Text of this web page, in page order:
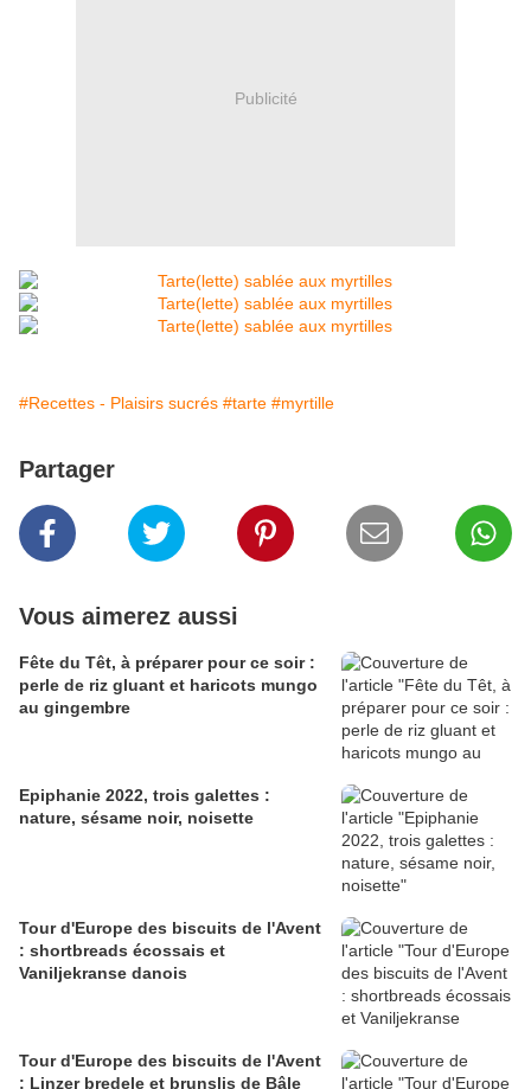
Publicité
#Recettes - Plaisirs sucrés #tarte #myrtille
Partager
Vous aimerez aussi
Fête du Têt, à préparer pour ce soir :
perle de riz gluant et haricots mungo
au gingembre
Epiphanie 2022, trois galettes :
nature, sésame noir, noisette
Tour d'Europe des biscuits de l'Avent
: shortbreads écossais et
Vaniljekranse danois
Tour d'Europe des biscuits de l'Avent
: Linzer bredele et brunslis de Bâle